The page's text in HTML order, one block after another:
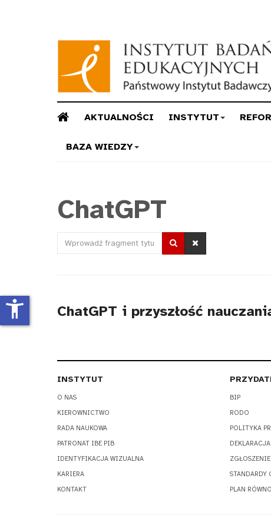
AKTUALNOŚCI INSTYTUT
BAZA WIEDZY
ChatGPT
Wprowadź
ChatGPT i przyszłość
INSTYTUT
O NAS
KIEROWNICTWO
RADA NAUKOWA
PATRONAT IBE PIB
IDENTYFIKACJA WIZUALNA
KARIERA
KONTAKT
BIP
RODO
POLITYKA
STANDARDY
PLAN
accessibility_new